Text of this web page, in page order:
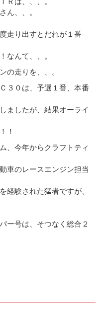
ん、、。
走り出すとだれが１番
なんて、、。
の走りを、、。
３０は、予選１番、本番
ましたが、結果オーライ
！
、今年からクラフトティ
車のレースエンジン担当
経験された猛者ですが、
ー号は、そつなく総合２